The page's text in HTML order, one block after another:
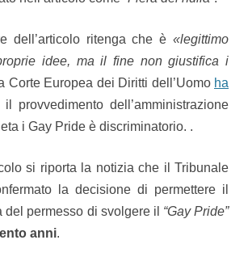
dell’articolo ritenga che è «legittimo
idee, ma il fine non giustifica i
Corte Europea dei Diritti dell’Uomo ha
il provvedimento dell’amministrazione
i Gay Pride è discriminatorio. .
si riporta la notizia che il Tribunale
la decisione di permettere il
del permesso di svolgere il “Gay Pride”
anni.